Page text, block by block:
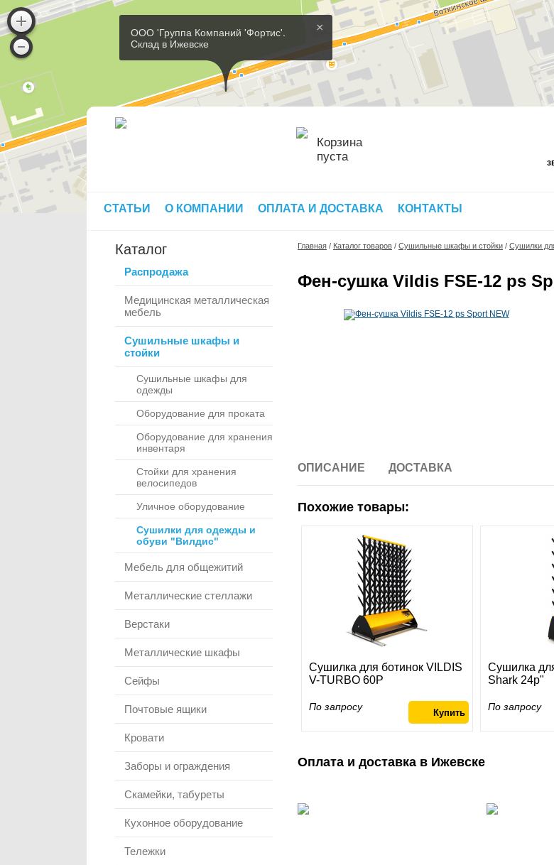
×
ООО 'Группа Компаний 'Фортис'.
Склад в Ижевске
Корзина
пуста
СТАТЬИ О КОМПАНИИ ОПЛАТА И ДОСТАВКА КОНТАКТЫ
Каталог
Распродажа
Медицинская металлическая
мебель
Сушильные шкафы и
стойки
Сушильные шкафы для
одежды
Оборудование для проката
Оборудование для хранения
инвентаря
Стойки для хранения
велосипедов
Уличное оборудование
Сушилки для одежды и
обуви "Вилдис"
Мебель для общежитий
Металлические стеллажи
Верстаки
Металлические шкафы
Сейфы
Почтовые ящики
Кровати
Заборы и ограждения
Скамейки, табуреты
Кухонное оборудование
Тележки
Главная / Каталог товаров / Сушильные шкафы и стойки / Сушилки
Фен-сушка Vildis FSE-12 ps
ОПИСАНИЕ ДОСТАВКА
Похожие товары:
Сушилка для ботинок VILDIS
V-TURBO 60P
По запросу
Сушилка
Shark 24p"
По запросу
Оплата и доставка в Ижевске